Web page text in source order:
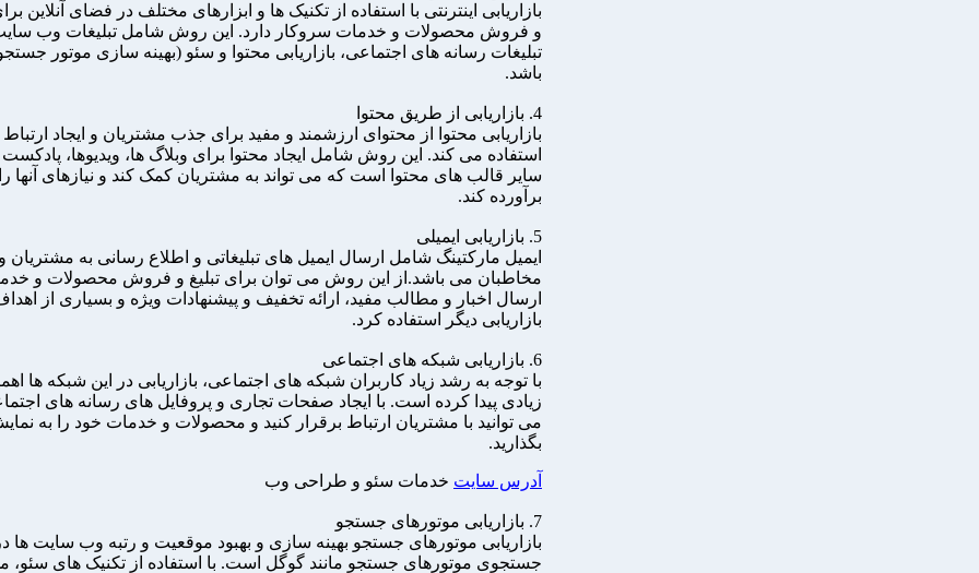
بازاریابی اینترنتی با استفاده از تکنیک ها و ابزارهای مختلف در فضای آنلاین
و فروش محصولات و خدمات سروکار دارد. این روش شامل تبلیغات وب
تبلیغات رسانه های اجتماعی، بازاریابی محتوا و سئو (بهینه سازی موتور
باشد.
4. بازاریابی از طریق محتوا
بازاریابی محتوا از محتوای ارزشمند و مفید برای جذب مشتریان و ایجاد ارتباط
استفاده می کند. این روش شامل ایجاد محتوا برای وبلاگ ها، ویدیوها، پادکست
سایر قالب های محتوا است که می تواند به مشتریان کمک کند و نیازهای آنها را
برآورده کند.
5. بازاریابی ایمیلی
ایمیل مارکتینگ شامل ارسال ایمیل های تبلیغاتی و اطلاع رسانی به مشتریان و
مخاطبان می باشد.از این روش می توان برای تبلیغ و فروش محصولات و
ارسال اخبار و مطالب مفید، ارائه تخفیف و پیشنهادات ویژه و بسیاری از
بازاریابی دیگر استفاده کرد.
6. بازاریابی شبکه های اجتماعی
با توجه به رشد زیاد کاربران شبکه های اجتماعی، بازاریابی در این شبکه ها
زیادی پیدا کرده است. با ایجاد صفحات تجاری و پروفایل های رسانه های
می توانید با مشتریان ارتباط برقرار کنید و محصولات و خدمات خود را به
بگذارید.
آدرس سایت خدمات سئو و طراحی وب
7. بازاریابی موتورهای جستجو
بازاریابی موتورهای جستجو بهینه سازی و بهبود موقعیت و رتبه وب سایت ها در
جستجوی موتورهای جستجو مانند گوگل است. با استفاده از تکنیک های سئو،